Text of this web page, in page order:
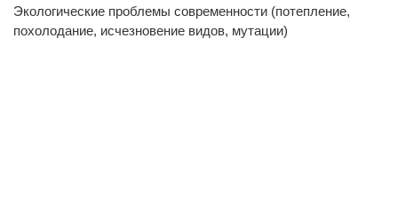
Экологические проблемы современности (потепление,
похолодание, исчезновение видов, мутации)